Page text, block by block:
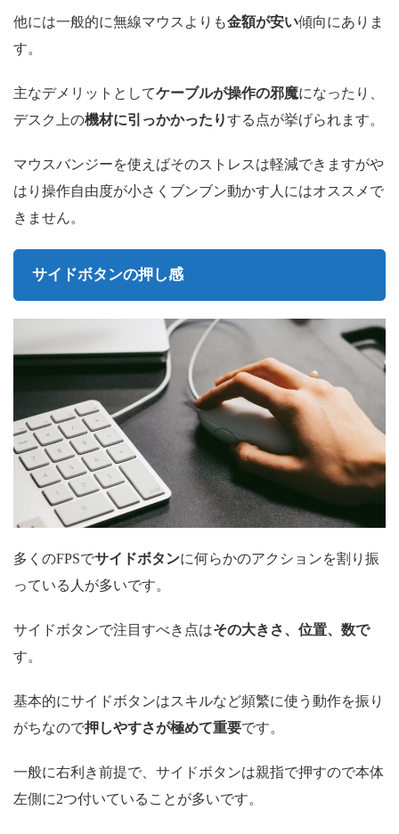
他には一般的に無線マウスよりも金額が安い傾向にありま
す。
主なデメリットとしてケーブルが操作の邪魔になったり、
デスク上の機材に引っかかったりする点が挙げられます。
マウスバンジーを使えばそのストレスは軽減できますがや
はり操作自由度が小さくブンブン動かす人にはオススメで
きません。
サイドボタンの押し感
多くのFPSでサイドボタンに何らかのアクションを割り振
っている人が多いです。
サイドボタンで注目すべき点はその大きさ、位置、数で
す。
基本的にサイドボタンはスキルなど頻繁に使う動作を振り
がちなので押しやすさが極めて重要です。
一般に右利き前提で、サイドボタンは親指で押すので本体
左側に2つ付いていることが多いです。